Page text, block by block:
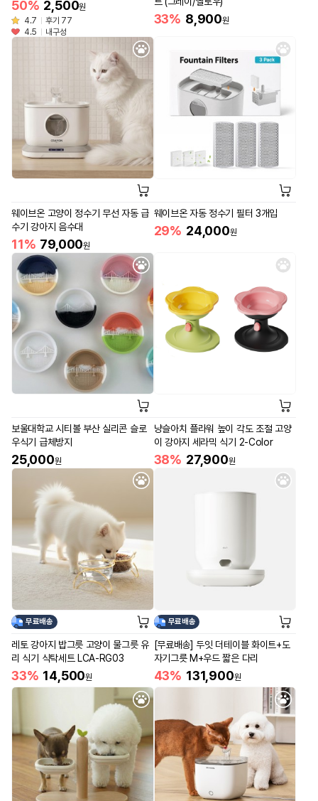
50% 2,500원
4.7
후기 77
4.5
내구성
33% 8,900원
웨이브온 고양이 정수기 무선 자동 급
수기 강아지 음수대
11% 79,000원
웨이브온 자동 정수기 필터 3개입
29% 24,000원
보울대학교 시티볼 부산 실리콘 슬로
우식기 급체방지
25,000원
냥슬아치 플라워 높이 각도 조절 고양
이 강아지 세라믹 식기 2-Color
38% 27,900원
무료배송
레토 강아지 밥그릇 고양이 물그릇 유
리 식기 식탁세트 LCA-RG03
33% 14,500원
무료배송
[무료배송] 두잇 더테이블 화이트+도
자기그릇 M+우드 짧은 다리
43% 131,900원